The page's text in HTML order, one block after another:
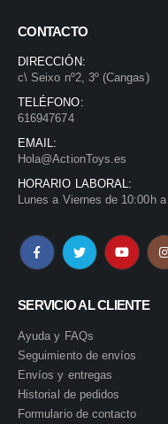
CONTACTO
DIRECCIÓN:
c\ Seixo nº2, 3º (Cangas)
TELÉFONO:
616947674
EMAIL:
Hola@ActionToys.es
HORARIO LABORAL:
Lunes a Viernes de 10:00h
SERVICIO AL CLIENTE
Ayuda y FAQs
Seguimiento de envíos
Envíos y entregas
Historial de pedidos
Formulario de contacto